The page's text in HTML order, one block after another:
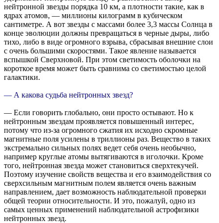
нейтронной звезды порядка 10 км, а плотности такие, как в
ядрах атомов, — миллионы килограмм в кубическом
сантиметре. А вот звезды с массами более 3,3 массы Солнца в
конце эволюции должны превращаться в черные дыры, либо
тихо, либо в виде огромного взрыва, сбрасывая внешние слои
с очень большими скоростями. Такое явление называется
вспышкой Сверхновой. При этом светимость оболочки на
короткое время может быть сравнима со светимостью целой
галактики.
— А какова судьба нейтронных звезд?
— Если говорить глобально, они просто остывают. Но к
нейтронным звездам проявляется повышенный интерес,
потому что из-за огромного сжатия их исходно скромные
магнитные поля усилены в триллионы раз. Вещество в таких
экстремально сильных полях ведет себя очень необычно,
например круглые атомы вытягиваются в иголочки. Кроме
того, нейтронная звезда может становиться сверхтекучей.
Поэтому изучение свойств вещества и его взаимодействия со
сверхсильным магнитным полем является очень важным
направлением, дает возможность наблюдательной проверки
общей теории относительности. И это, пожалуй, одно из
самых ценных применений наблюдательной астрофизики
нейтронных звезд.